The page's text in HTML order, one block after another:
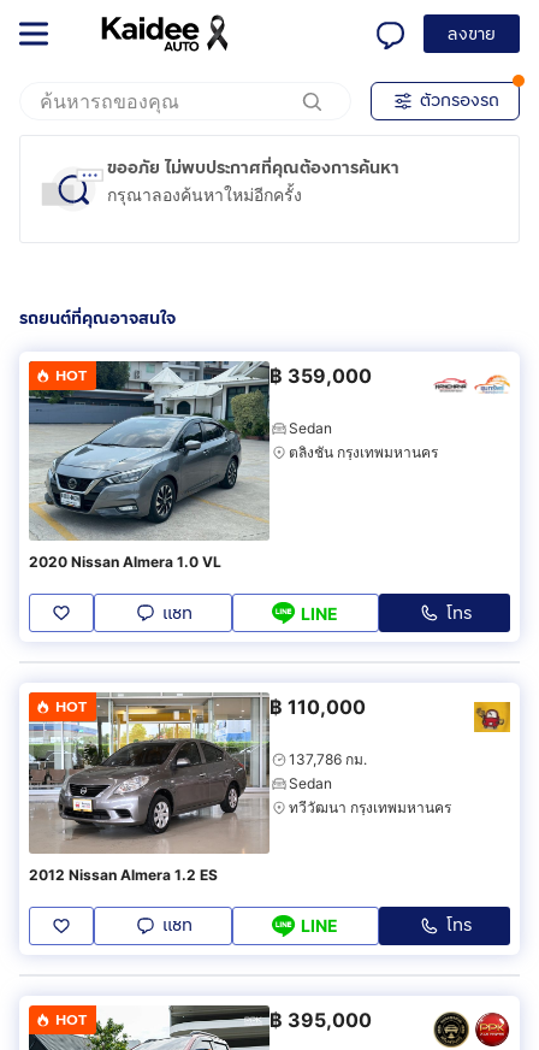
ลงขาย
ตัวกรองรถ
ขออภัย ไม่พบประกาศที่คุณต้องการค้นหา
กรุณาลองค้นหาใหม่อีกครั้ง
รถยนต์ที่คุณอาจสนใจ
HOT ฿ 359,000
Sedan
ตลิ่งชัน กรุงเทพมหานคร
2020 Nissan Almera 1.0 VL
แชท LINE โทร
HOT ฿ 110,000
137,786 กม.
Sedan
ทวีวัฒนา กรุงเทพมหานคร
2012 Nissan Almera 1.2 ES
แชท LINE โทร
HOT ฿ 395,000